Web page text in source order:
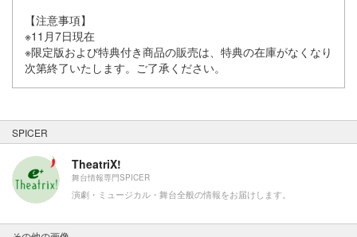
【注意事項】
※11月7日現在
※限定版および特典付き商品の販売は、特典の在庫がなくなり
次第終了いたします。ご了承ください。
SPICER
TheatriX!
舞台情報専門SPICER
演劇・ミュージカル・舞台全般の情報をお届けします。